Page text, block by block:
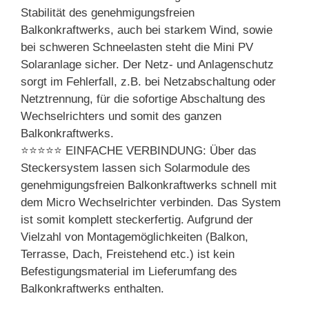
Stabilität des genehmigungsfreien
Balkonkraftwerks, auch bei starkem Wind, sowie
bei schweren Schneelasten steht die Mini PV
Solaranlage sicher. Der Netz- und Anlagenschutz
sorgt im Fehlerfall, z.B. bei Netzabschaltung oder
Netztrennung, für die sofortige Abschaltung des
Wechselrichters und somit des ganzen
Balkonkraftwerks.
⭐⭐⭐⭐⭐ EINFACHE VERBINDUNG: Über das
Steckersystem lassen sich Solarmodule des
genehmigungsfreien Balkonkraftwerks schnell mit
dem Micro Wechselrichter verbinden. Das System
ist somit komplett steckerfertig. Aufgrund der
Vielzahl von Montagemöglichkeiten (Balkon,
Terrasse, Dach, Freistehend etc.) ist kein
Befestigungsmaterial im Lieferumfang des
Balkonkraftwerks enthalten.